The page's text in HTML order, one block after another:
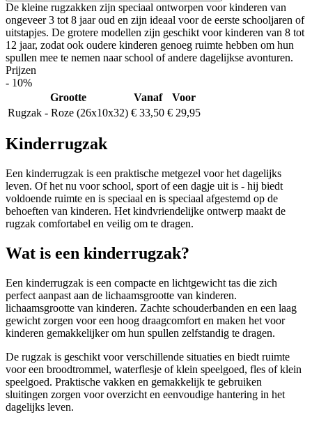
De kleine rugzakken zijn speciaal ontworpen voor kinderen van
ongeveer 3 tot 8 jaar oud en zijn ideaal voor de eerste schooljaren of
uitstapjes. De grotere modellen zijn geschikt voor kinderen van 8 tot
12 jaar, zodat ook oudere kinderen genoeg ruimte hebben om hun
spullen mee te nemen naar school of andere dagelijkse avonturen.
Prijzen
- 10%
Grootte
Vanaf
Voor
Rugzak - Roze (26x10x32) € 33,50 € 29,95
Kinderrugzak
Een kinderrugzak is een praktische metgezel voor het dagelijks
leven. Of het nu voor school, sport of een dagje uit is - hij biedt
voldoende ruimte en is speciaal en is speciaal afgestemd op de
behoeften van kinderen. Het kindvriendelijke ontwerp maakt de
rugzak comfortabel en veilig om te dragen.
Wat is een kinderrugzak?
Een kinderrugzak is een compacte en lichtgewicht tas die zich
perfect aanpast aan de lichaamsgrootte van kinderen.
lichaamsgrootte van kinderen. Zachte schouderbanden en een laag
gewicht zorgen voor een hoog draagcomfort en maken het voor
kinderen gemakkelijker om hun spullen zelfstandig te dragen.
De rugzak is geschikt voor verschillende situaties en biedt ruimte
voor een broodtrommel, waterflesje of klein speelgoed, fles of klein
speelgoed. Praktische vakken en gemakkelijk te gebruiken
sluitingen zorgen voor overzicht en eenvoudige hantering in het
dagelijks leven.